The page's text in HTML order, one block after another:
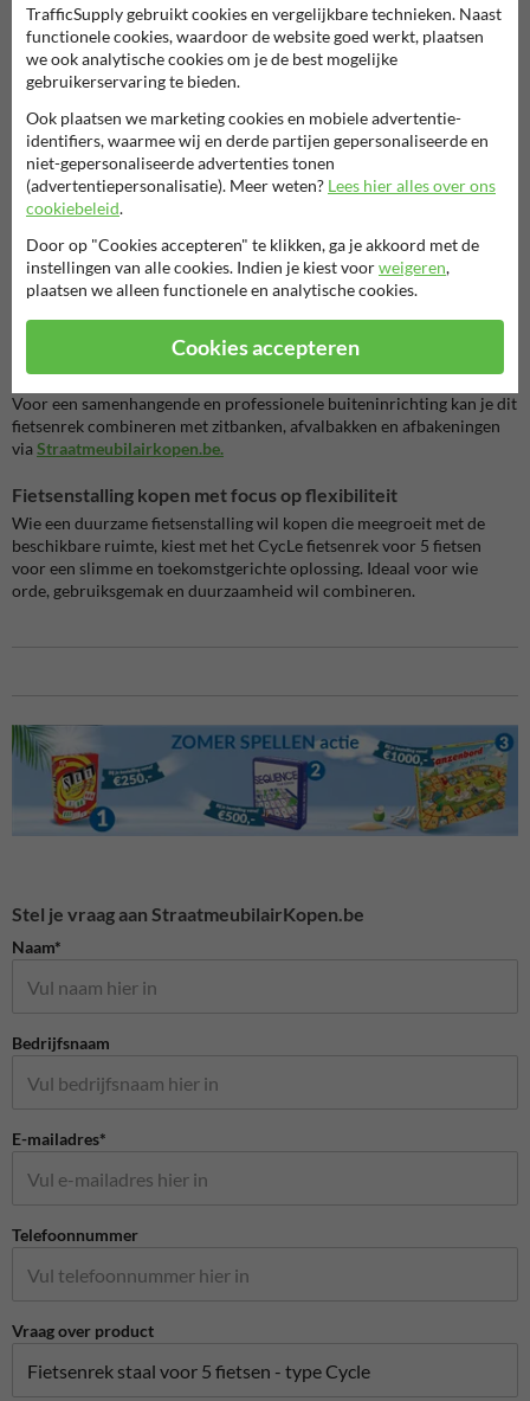
Geschikt voor alle gangbare fietsen
Ook mountainbikes en fietsen met bredere banden kunnen veilig
gestald worden.
Stabiele en veilige opstelling
Eenvoudige montage
Inclusief bevestigingsmateriaal voor montage op een vaste
ondergrond.
Veelzijdig inzetbaar
Geschikt voor zowel particulier als professioneel gebruik.
Andere fietsenrekken bekijken
Zoek je een ander formaat, een hogere capaciteit of een ander type
oplossingen voor elke situatie.
Combineer met ander straatmeubilair
Voor een samenhangende en professionele buiteninrichting kan je dit
fietsenrek combineren met zitbanken, afvalbakken en afbakeningen
via Straatmeubilairkopen.be.
Fietsenstalling kopen met focus op flexibiliteit
Wie een duurzame fietsenstalling wil kopen die meegroeit met de
beschikbare ruimte, kiest met het CycLe fietsenrek voor 5 fietsen
voor een slimme en toekomstgerichte oplossing. Ideaal voor wie
orde, gebruiksgemak en duurzaamheid wil combineren.
Stel je vraag aan StraatmeubilairKopen.be
Naam*
Bedrijfsnaam
E-mailadres*
Telefoonnummer
Vraag over product
TrafficSupply gebruikt cookies en vergelijkbare technieken. Naast
functionele cookies, waardoor de website goed werkt, plaatsen
we ook analytische cookies om je de best mogelijke
gebruikerservaring te bieden.
Ook plaatsen we marketing cookies en mobiele advertentie-
identifiers, waarmee wij en derde partijen gepersonaliseerde en
niet-gepersonaliseerde advertenties tonen
(advertentiepersonalisatie). Meer weten? Lees hier alles over ons
cookiebeleid.
Door op "Cookies accepteren" te klikken, ga je akkoord met de
instellingen van alle cookies. Indien je kiest voorweigeren,
plaatsen we alleen functionele en analytische cookies.
Cookies accepteren